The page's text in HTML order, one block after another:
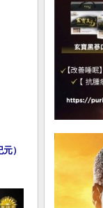
）